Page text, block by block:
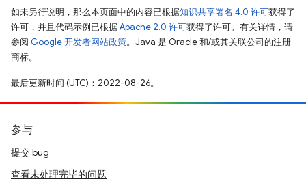
如未另行说明，那么本页面中的内容已根据知识共享署名 4.0 许可获得了
许可，并且代码示例已根据Apache 2.0 许可获得了许可。有关详情，请
参阅 Google 开发者网站政策。Java 是 Oracle 和/或其关联公司的注册
商标。
最后更新时间 (UTC)：2022-08-26。
参与
提交 bug
查看未处理完毕的问题